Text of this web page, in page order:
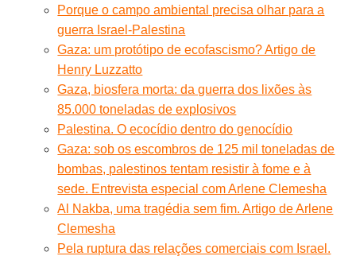
Porque o campo ambiental precisa olhar para a
guerra Israel-Palestina
Gaza: um protótipo de ecofascismo? Artigo de
Henry Luzzatto
Gaza, biosfera morta: da guerra dos lixões às
85.000 toneladas de explosivos
Palestina. O ecocídio dentro do genocídio
Gaza: sob os escombros de 125 mil toneladas de
bombas, palestinos tentam resistir à fome e à
sede. Entrevista especial com Arlene Clemesha
Al Nakba, uma tragédia sem fim. Artigo de Arlene
Clemesha
Pela ruptura das relações comerciais com Israel.